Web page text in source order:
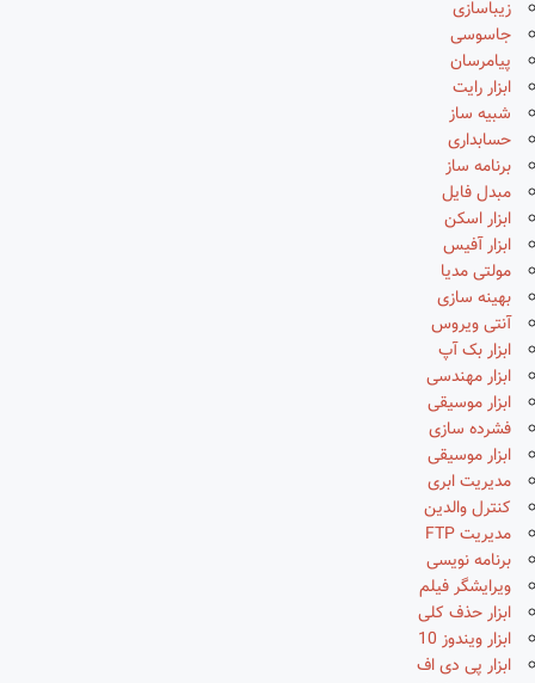
زیباسازی
جاسوسی
پیامرسان
ابزار رایت
شبیه ساز
حسابداری
برنامه ساز
مبدل فایل
ابزار اسکن
ابزار آفیس
مولتی مدیا
بهینه سازی
آنتی ویروس
ابزار بک آپ
ابزار مهندسی
ابزار موسیقی
فشرده سازی
ابزار موسیقی
مدیریت ابری
کنترل والدین
مدیریت FTP
برنامه نویسی
ویرایشگر فیلم
ابزار حذف کلی
ابزار ویندوز 10
ابزار پی دی اف